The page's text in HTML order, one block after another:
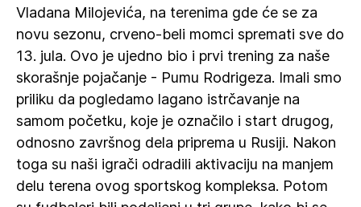
Vladana Milojevića, na terenima gde će se za
novu sezonu, crveno-beli momci spremati sve do
13. jula. Ovo je ujedno bio i prvi trening za naše
skorašnje pojačanje - Pumu Rodrigeza. Imali smo
priliku da pogledamo lagano istrčavanje na
samom početku, koje je označilo i start drugog,
odnosno završnog dela priprema u Rusiji. Nakon
toga su naši igrači odradili aktivaciju na manjem
delu terena ovog sportskog kompleksa. Potom